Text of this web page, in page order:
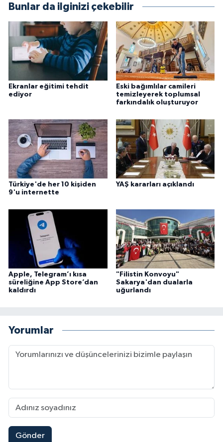
Bunlar da ilginizi çekebilir
Ekranlar eğitimi tehdit
ediyor
Eski bağımlılar camileri
temizleyerek toplumsal
farkındalık oluşturuyor
Türkiye'de her 10 kişiden
9'u internette
YAŞ kararları açıklandı
Apple, Telegram’ı kısa
süreliğine App Store’dan
kaldırdı
"Filistin Konvoyu"
Sakarya'dan dualarla
uğurlandı
Yorumlar
Gönder
Konya Müftülüğü
Kütahya Müftülüğü
Malatya Müftülüğü
Manisa Müftülüğü
Mardin Müftülüğü
Mersin Müftülüğü
Muğla Müftülüğü
Muş Müftülüğü
Nevşehir Müftülüğü
Niğde Müftülüğü
Ordu Müftülüğü
Siirt Müftülüğü
Sinop Müftülüğü